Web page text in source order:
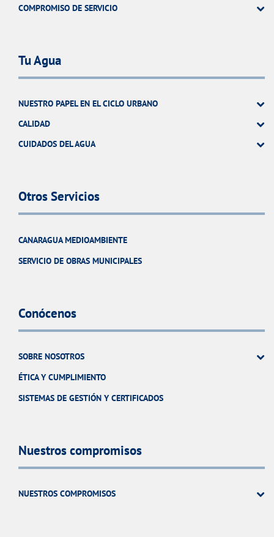
COMPROMISO DE SERVICIO
Tu Agua
NUESTRO PAPEL EN EL CICLO URBANO
CALIDAD
CUIDADOS DEL AGUA
Otros Servicios
CANARAGUA MEDIOAMBIENTE
SERVICIO DE OBRAS MUNICIPALES
Conócenos
SOBRE NOSOTROS
ÉTICA Y CUMPLIMIENTO
SISTEMAS DE GESTIÓN Y CERTIFICADOS
Nuestros compromisos
NUESTROS COMPROMISOS